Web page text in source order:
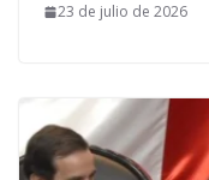
23 de julio de 2026